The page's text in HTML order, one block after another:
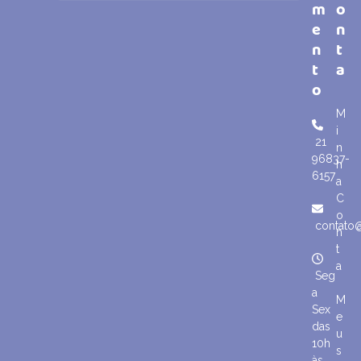
m
e
n
t
o
21
96837-
6157
Seg
a
Sex
das
10h
o
n
t
a
M
i
n
h
a
C
o
n
t
a
M
e
u
s